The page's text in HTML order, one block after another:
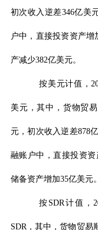
初次收入逆差346亿美
户中，直接投资资产增
产减少382亿美元。
按美元计值，
美元，其中，货物贸
元，初次收入逆差878
融账户中，直接投资资
储备资产增加35亿美元。
按 SDR 计值，
SDR ，其中，货物贸易